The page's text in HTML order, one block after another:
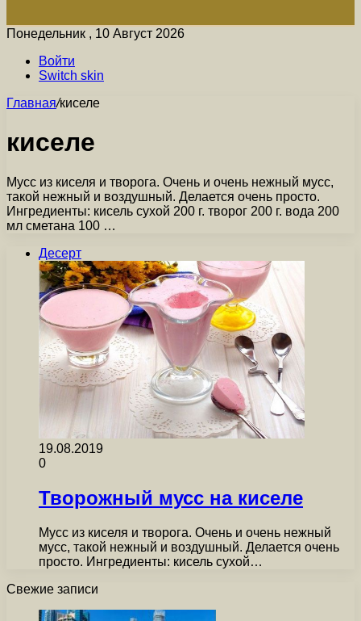
Понедельник , 10 Август 2026
Войти
Switch skin
Главная/киселе
киселе
Мусс из киселя и творога. Очень и очень нежный мусс,
такой нежный и воздушный. Делается очень просто.
Ингредиенты: кисель сухой 200 г. творог 200 г. вода 200
мл сметана 100 …
Десерт
19.08.2019
0
Творожный мусс на киселе
Мусс из киселя и творога. Очень и очень нежный
мусс, такой нежный и воздушный. Делается очень
просто. Ингредиенты: кисель сухой…
Свежие записи